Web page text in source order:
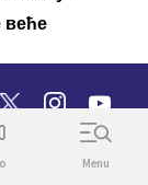
веће
Menu